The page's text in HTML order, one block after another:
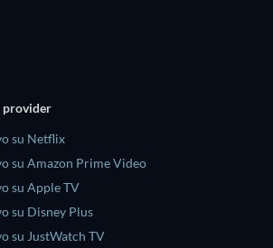
provider
su Netflix
su Amazon Prime Video
su Apple TV
su Disney Plus
su JustWatch TV